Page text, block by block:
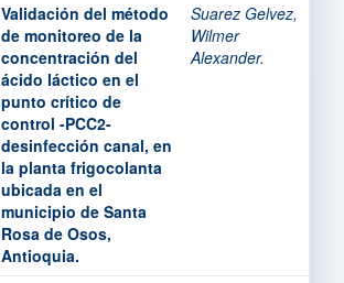
Validación del método
de monitoreo de la
concentración del
ácido láctico en el
punto crítico de
control -PCC2-
desinfección canal, en
la planta frigocolanta
ubicada en el
municipio de Santa
Rosa de Osos,
Antioquia.
Suarez Gelvez,
Wilmer
Alexander.